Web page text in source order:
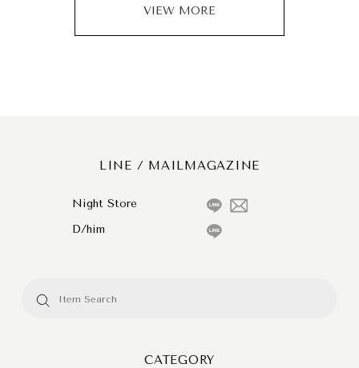
VIEW MORE
LINE / MAILMAGAZINE
Night Store
D/him
CATEGORY